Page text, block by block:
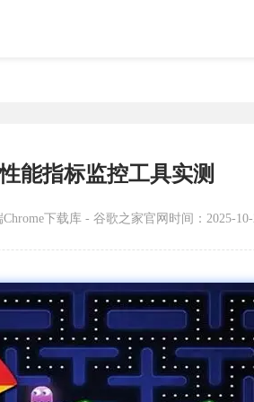
能指标监控工具实测
下载库 - 谷歌之家官网 时间：2025-